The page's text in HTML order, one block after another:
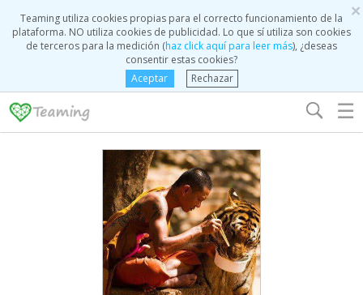
×
Teaming utiliza cookies propias para el correcto funcionamiento de la
plataforma. NO utiliza cookies de publicidad. Lo que sí utiliza son cookies
de terceros para la medición (haz click aquí para leer más), ¿deseas
consentir estas cookies?
Aceptar
Rechazar
☰